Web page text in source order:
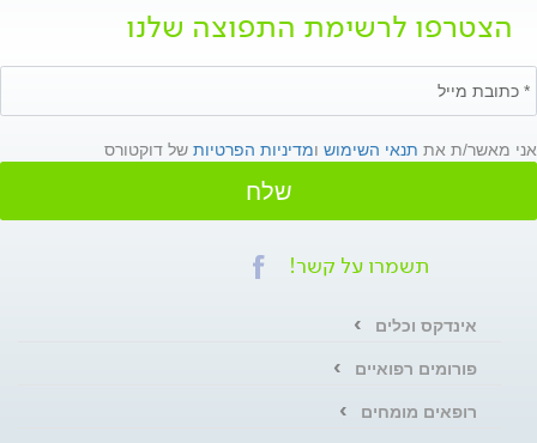
הצטרפו לרשימת התפוצה שלנו
אני מאשר/ת את תנאי השימוש ומדיניות הפרטיות של דוקטורס
שלח
תשמרו על קשר!
אינדקס וכלים
פורומים רפואיים
רופאים מומחים